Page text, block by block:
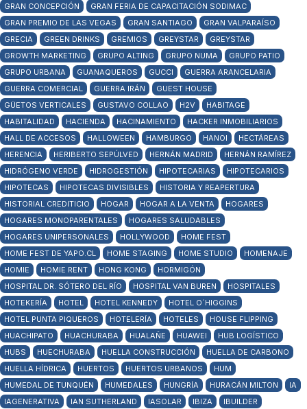
GRAN CONCEPCIÓN
GRAN FERIA DE CAPACITACIÓN SODIMAC
GRAN PREMIO DE LAS VEGAS
GRAN SANTIAGO
GRAN VALPARAÍSO
GRECIA
GREEN DRINKS GREMIOS GREYSTAR
GREYSTAR
GROWTH MARKETING
GRUPO ALTING GRUPO NUMA
GRUPO PATIO
GRUPO URBANA
GUANAQUEROS GUCCI
GUERRA ARANCELARIA
GUERRA COMERCIAL
GUERRA IRÁN
GUEST HOUSE
GÜETOS VERTICALES
GUSTAVO COLLAO H2V
HABITAGE
HABITALIDAD
HACIENDA HACINAMIENTO
HACKER INMOBILIARIOS
HALL DE ACCESOS
HALLOWEEN HAMBURGO HANOI
HECTÁREAS
HERENCIA
HERIBERTO SEPÚLVED HERNÁN MADRID
HERNÁN RAMÍREZ
HIDRÓGENO VERDE
HIDROGESTIÓN HIPOTECARIAS
HIPOTECARIOS
HIPOTECAS
HIPOTECAS DIVISIBLES
HISTORIA Y REAPERTURA
HISTORIAL CREDITICIO
HOGAR HOGAR A LA VENTA
HOGARES
HOGARES MONOPARENTALES
HOGARES SALUDABLES
HOGARES UNIPERSONALES
HOLLYWOOD
HOME FEST
HOME FEST DE YAPO.CL
HOME STAGING HOME STUDIO
HOMENAJE
HOMIE
HOMIE RENT HONG KONG
HORMIGÓN
HOSPITAL DR. SÓTERO DEL RÍO
HOSPITAL VAN BUREN
HOSPITALES
HOTEKERÍA
HOTEL HOTEL KENNEDY
HOTEL O´HIGGINS
HOTEL PUNTA PIQUEROS
HOTELERÍA HOTELES
HOUSE FLIPPING
HUACHIPATO
HUACHURABA HUALAÑE HUAWEI
HUB LOGÍSTICO
HUBS
HUECHURABA HUELLA CONSTRUCCIÓN
HUELLA DE CARBONO
HUELLA HÍDRICA
HUERTOS HUERTOS URBANOS
HUM
HUMEDAL DE TUNQUÉN
HUMEDALES HUNGRÍA HURACÁN MILTON
IA
IAGENERATIVA
IAN SUTHERLAND IASOLAR IBIZA IBUILDER